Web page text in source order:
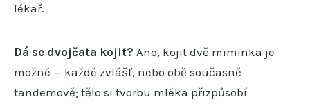
lékař.
Dá se dvojčata kojit? Ano, kojit dvě miminka je
možné — každé zvlášť, nebo obě současně
tandemově; tělo si tvorbu mléka přizpůsobí